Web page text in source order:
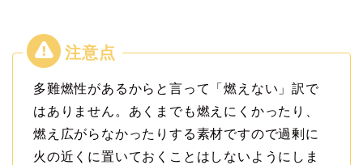
多難燃性があるからと言って「燃えない」訳で
はありません。あくまでも燃えにくかったり、
燃え広がらなかったりする素材ですので過剰に
火の近くに置いておくことはしないようにしま